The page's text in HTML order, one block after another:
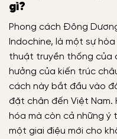
gì?
Phong cách Đông
Indochine, là một sự
thuật truyền thống của
hưởng của kiến trúc
cách này bắt đầu vào
đặt chân đến Việt Nam.
hóa mà còn cả những ý
một giai điệu mới cho